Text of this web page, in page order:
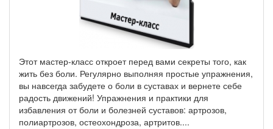
Этот мастер-класс откроет перед вами секреты того, как
жить без боли. Регулярно выполняя простые упражнения,
вы навсегда забудете о боли в суставах и вернете себе
радость движений! Упражнения и практики для
избавления от боли и болезней суставов: артрозов,
полиартрозов, остеохондроза, артритов....